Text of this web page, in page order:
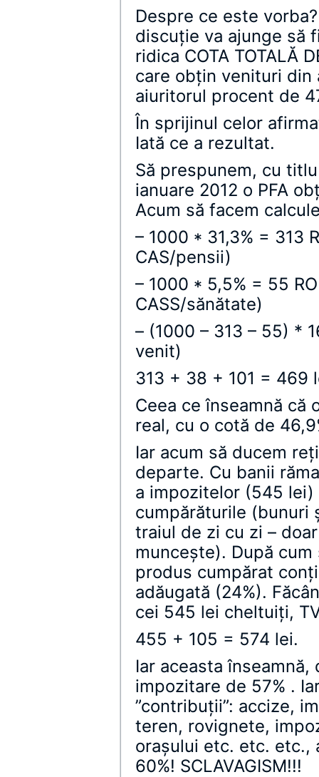
Despre ce este
discuţie va ajunge să
ridica COTA TOTALĂ
care obţin venituri
aiuritorul procent de
În sprijinul celor
Iată ce a rezultat.
Să prespunem, cu
ianuare 2012 o PFA
Acum să facem
– 1000 * 31,3% = 313
CAS/pensii)
– 1000 * 5,5% = 55
CASS/sănătate)
– (1000 – 313 – 55) *
venit)
313 + 38 + 101 = 469
Ceea ce înseamnă că
real, cu o cotă de
Iar acum să ducem
departe. Cu banii
a impozitelor (545
cumpărăturile (bunuri
traiul de zi cu zi –
munceşte). După
produs cumpărat
adăugată (24%).
cei 545 lei cheltuiţi,
455 + 105 = 574 lei.
Iar aceasta
impozitare de 57% .
”contribuţii”: accize,
teren, rovignete,
oraşului etc. etc. etc.,
60%! SCLAVAGISM!!!